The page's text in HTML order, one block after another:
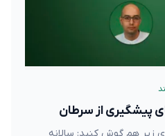
پیشگیری از سرطان